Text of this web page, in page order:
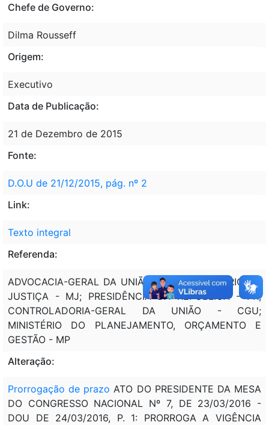
Chefe de Governo:
Dilma Rousseff
Origem:
Executivo
Data de Publicação:
21 de Dezembro de 2015
Fonte:
D.O.U de 21/12/2015, pág. nº 2
Link:
Texto integral
Referenda:
ADVOCACIA-GERAL DA UNIÃO - AGU; MINISTÉRIO DA
JUSTIÇA - MJ; PRESIDÊNCIA DA REPÚBLICA - PR;
CONTROLADORIA-GERAL DA UNIÃO - CGU;
MINISTÉRIO DO PLANEJAMENTO, ORÇAMENTO E
GESTÃO - MP
Alteração:
Prorrogação de prazo ATO DO PRESIDENTE DA MESA
DO CONGRESSO NACIONAL Nº 7, DE 23/03/2016 -
DOU DE 24/03/2016, P. 1: PRORROGA A VIGÊNCIA